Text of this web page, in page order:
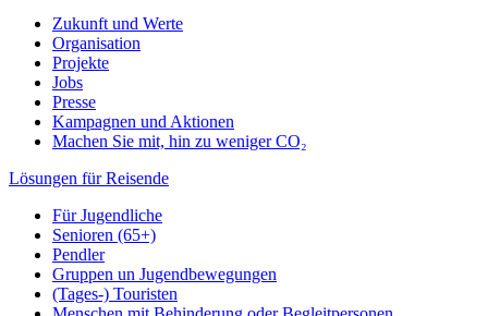
Zukunft und Werte
Organisation
Projekte
Jobs
Presse
Kampagnen und Aktionen
Machen Sie mit, hin zu weniger CO₂
Lösungen für Reisende
Für Jugendliche
Senioren (65+)
Pendler
Gruppen un Jugendbewegungen
(Tages-) Touristen